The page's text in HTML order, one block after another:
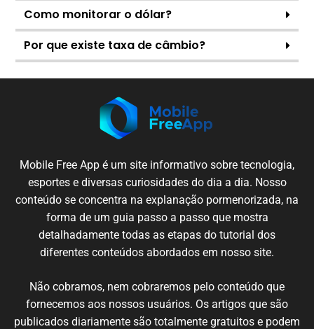
Como monitorar o dólar?
Por que existe taxa de câmbio?
Mobile Free App é um site informativo sobre tecnologia,
esportes e diversas curiosidadesdo dia a dia. Nosso
conteúdo se concentra na explanação pormenorizada, na
forma de um guia passo a passoque mostra
detalhadamente todas as etapas do tutorial dos
diferentes conteúdos abordados em nosso site.
Não cobramos, nem cobraremos pelo conteúdo que
fornecemos aos nossos usuários. Os artigos que são
publicados diariamente são totalmente gratuitos e podem